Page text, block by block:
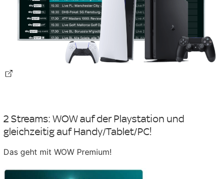
2 Streams: WOW auf der Playstation und
gleichzeitig auf Handy/Tablet/PC!
Das geht mit WOW Premium!